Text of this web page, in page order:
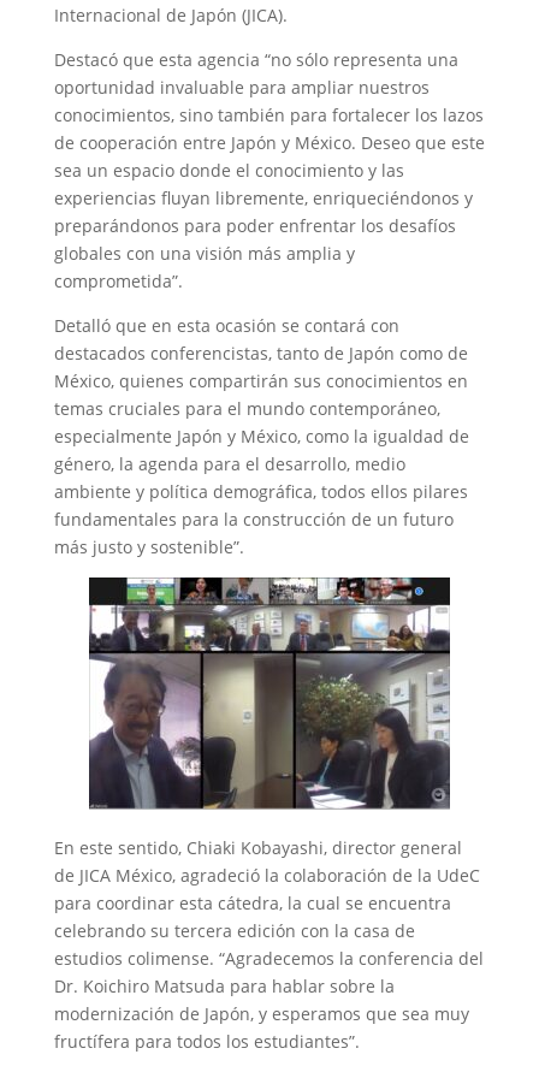
Internacional de Japón (JICA).
Destacó que esta agencia “no sólo representa una
oportunidad invaluable para ampliar nuestros
conocimientos, sino también para fortalecer los lazos
de cooperación entre Japón y México. Deseo que este
sea un espacio donde el conocimiento y las
experiencias fluyan libremente, enriqueciéndonos y
preparándonos para poder enfrentar los desafíos
globales con una visión más amplia y
comprometida”.
Detalló que en esta ocasión se contará con
destacados conferencistas, tanto de Japón como de
México, quienes compartirán sus conocimientos en
temas cruciales para el mundo contemporáneo,
especialmente Japón y México, como la igualdad de
género, la agenda para el desarrollo, medio
ambiente y política demográfica, todos ellos pilares
fundamentales para la construcción de un futuro
más justo y sostenible”.
En este sentido, Chiaki Kobayashi, director general
de JICA México, agradeció la colaboración de la UdeC
para coordinar esta cátedra, la cual se encuentra
celebrando su tercera edición con la casa de
estudios colimense. “Agradecemos la conferencia del
Dr. Koichiro Matsuda para hablar sobre la
modernización de Japón, y esperamos que sea muy
fructífera para todos los estudiantes”.